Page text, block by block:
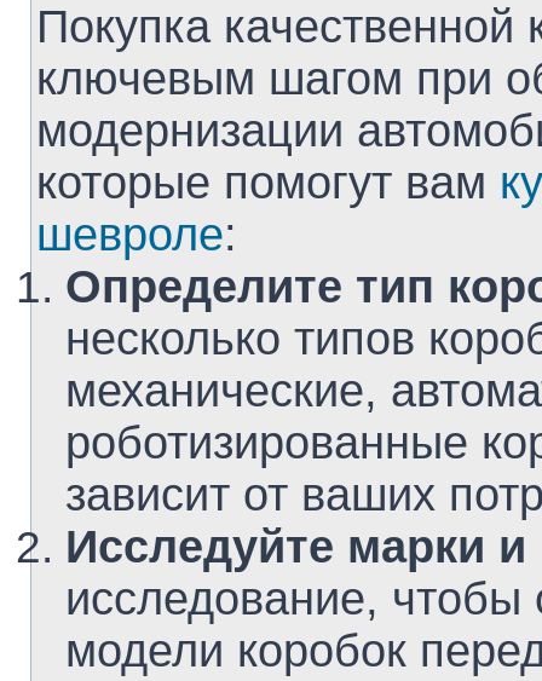
Покупка
ключевым шагом при
модернизации
которые помогут вам
шевроле:
Определите тип
несколько типов
механические,
роботизированные
зависит от ваших
Исследуйте марки
исследование, чтобы
модели коробок